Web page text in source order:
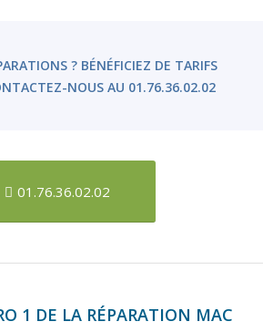
? BÉNÉFICIEZ DE TARIFS
NOUS AU 01.76.36.02.02
01.76.36.02.02
1 DE LA RÉPARATION MAC